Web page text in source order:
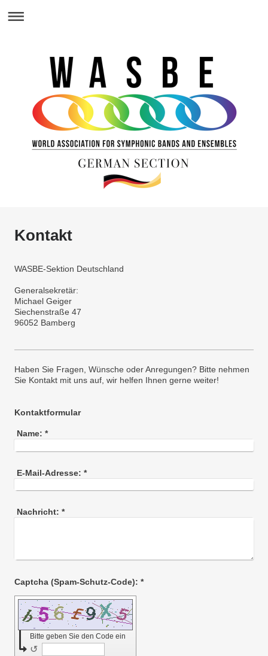
Kontakt
WASBE-Sektion Deutschland
Generalsekretär:
Michael Geiger
Siechenstraße 47
96052 Bamberg
Haben Sie Fragen, Wünsche oder Anregungen? Bitte nehmen
Sie Kontakt mit uns auf, wir helfen Ihnen gerne weiter!
Kontaktformular
Name: *
E-Mail-Adresse: *
Nachricht: *
Captcha (Spam-Schutz-Code): *
Bitte geben Sie den Code ein
↺